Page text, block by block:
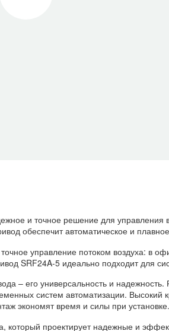
и точное решение для
обеспечит автоматическое и
управление потоком воздуха: в
SRF24A-5 идеально подходит для
– его универсальность и
систем автоматизации.
экономят время и силы при
который проектирует надежные и